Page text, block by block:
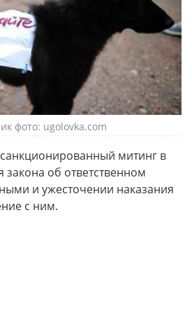
фото: ugolovka.com
митинг в
об ответственном
и ужесточении наказания
с ним.